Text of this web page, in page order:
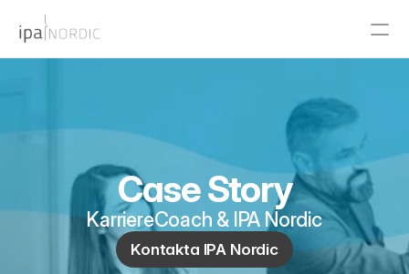
Design
Case Story
KarriereCoach & IPA Nordic
Kontakta IPA Nordic